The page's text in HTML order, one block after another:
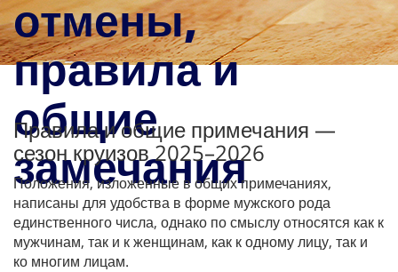
отмены,
правила и
общие
замечания
Правила и общие примечания —
сезон круизов 2025–2026
Положения, изложенные в общих примечаниях,
написаны для удобства в форме мужского рода
единственного числа, однако по смыслу относятся как к
мужчинам, так и к женщинам, как к одному лицу, так и
ко многим лицам.